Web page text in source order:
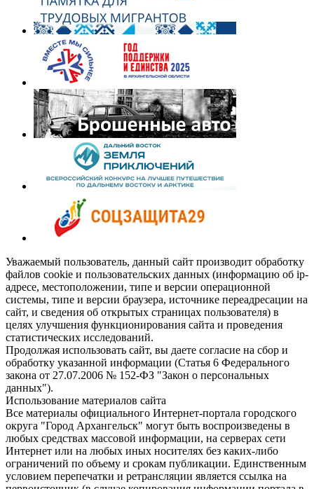
Уважаемый пользователь, данный сайт производит обработку
файлов cookie и пользовательских данных (информацию об ip-
адресе, местоположении, типе и версии операционной
системы, типе и версии браузера, источнике переадресации на
сайт, и сведения об открытых страницах пользователя) в
целях улучшения функционирования сайта и проведения
статистических исследований.
Продолжая использовать сайт, вы даете согласие на сбор и
обработку указанной информации (Статья 6 Федерального
закона от 27.07.2006 № 152-ФЗ "Закон о персональных
данных").
Использование материалов сайта
Все материалы официального Интернет-портала городского
округа "Город Архангельск" могут быть воспроизведены в
любых средствах массовой информации, на серверах сети
Интернет или на любых иных носителях без каких-либо
ограничений по объему и срокам публикации. Единственным
условием перепечатки и ретрансляции является ссылка на